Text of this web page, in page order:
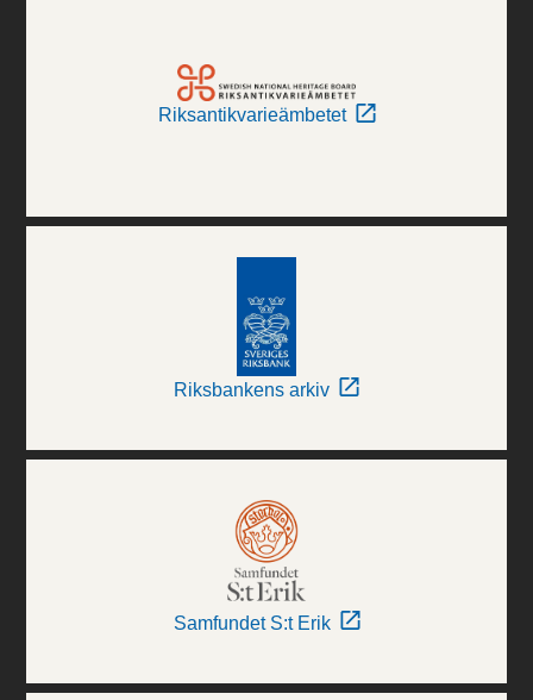
Riksantikvarieämbetet
Riksbankens arkiv
Samfundet S:t Erik